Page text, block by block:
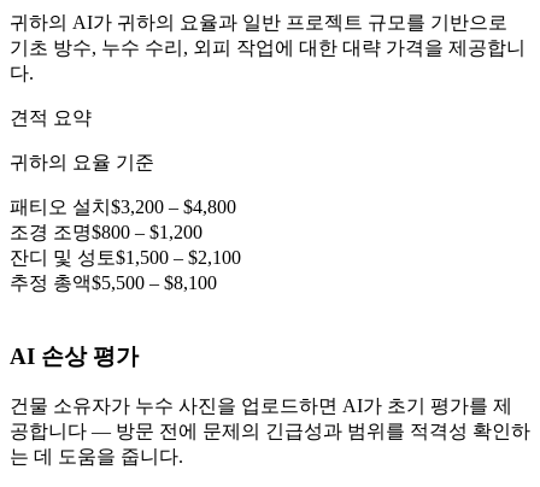
귀하의 AI가 귀하의 요율과 일반 프로젝트 규모를 기반으로
기초 방수, 누수 수리, 외피 작업에 대한 대략 가격을 제공합니
다.
견적 요약
귀하의 요율 기준
패티오 설치 $3,200 – $4,800
조경 조명$800 – $1,200
잔디 및 성토$1,500 – $2,100
추정 총액$5,500 – $8,100
AI 손상 평가
건물 소유자가 누수 사진을 업로드하면 AI가 초기 평가를 제
공합니다 — 방문 전에 문제의 긴급성과 범위를 적격성 확인하
는 데 도움을 줍니다.